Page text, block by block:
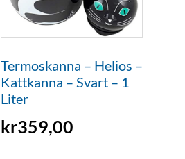
Termoskanna – Helios –
Kattkanna – Svart – 1
Liter
kr359,00